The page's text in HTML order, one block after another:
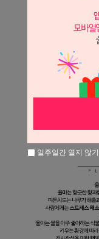
일주일간 열지 않기